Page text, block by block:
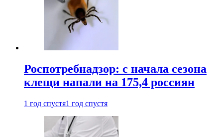
Роспотребнадзор: с начала сезона
клещи напали на 175,4 россиян
1 год спустя1 год спустя